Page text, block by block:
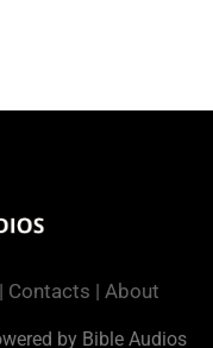
Contacts | About
by Bible Audios